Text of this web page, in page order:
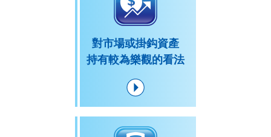
對市場或掛鈎資產
持有較為樂觀的看法